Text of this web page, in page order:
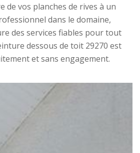
de vos planches de rives à un
dans le domaine,
des services fiables pour tout
dessous de toit 29270 est
et sans engagement.